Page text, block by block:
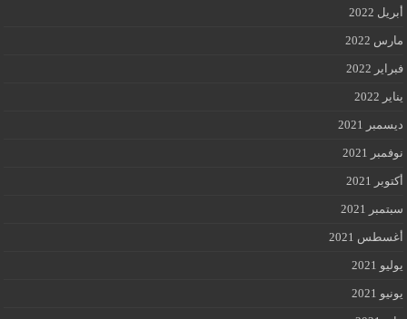
أبريل 2022
مارس 2022
فبراير 2022
يناير 2022
ديسمبر 2021
نوفمبر 2021
أكتوبر 2021
سبتمبر 2021
أغسطس 2021
يوليو 2021
يونيو 2021